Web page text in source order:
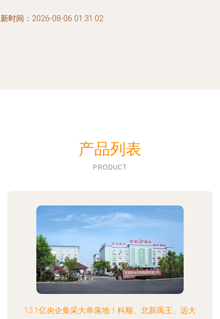
时间：2026-08-06 01:31:02
产品列表
PRODUCT
13.1亿央企集采大单落地！科顺、北新禹王、远大